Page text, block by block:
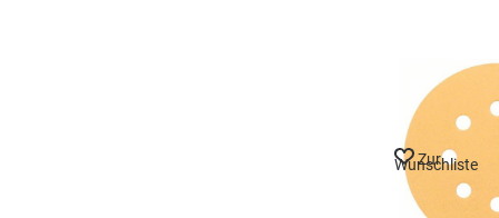
Zur
Wunschliste